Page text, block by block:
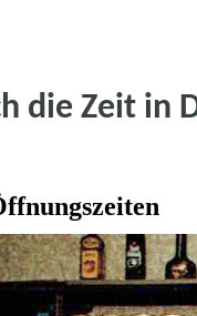
die Zeit in